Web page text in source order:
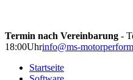
Termin nach Vereinbarung -
18:00Uhrinfo@ms-
Startseite